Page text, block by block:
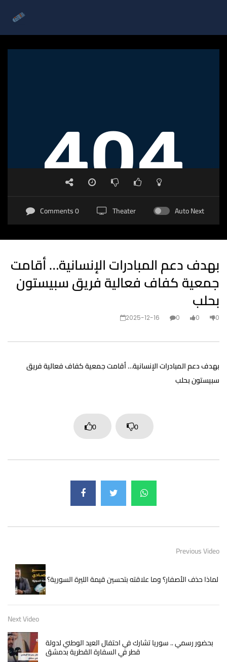
Auto Next
Theater
0 Comments
بهدف دعم المبادرات الإنسانية… أقامت
جمعية كفاف فعالية فريق سبيستون
بحلب
2025-12-16 0 0 0
بهدف دعم المبادرات الإنسانية… أقامت جمعية كفاف فعالية فريق
سبيستون بحلب
0 0
Previous Video
لماذا حذف الأصفار؟ وما علاقته بتحسين قيمة الليرة السورية؟
Next Video
بحضور رسمي .. سوريا تشارك في احتفال العيد الوطني لدولة
قطر في السفارة القطرية بدمشق